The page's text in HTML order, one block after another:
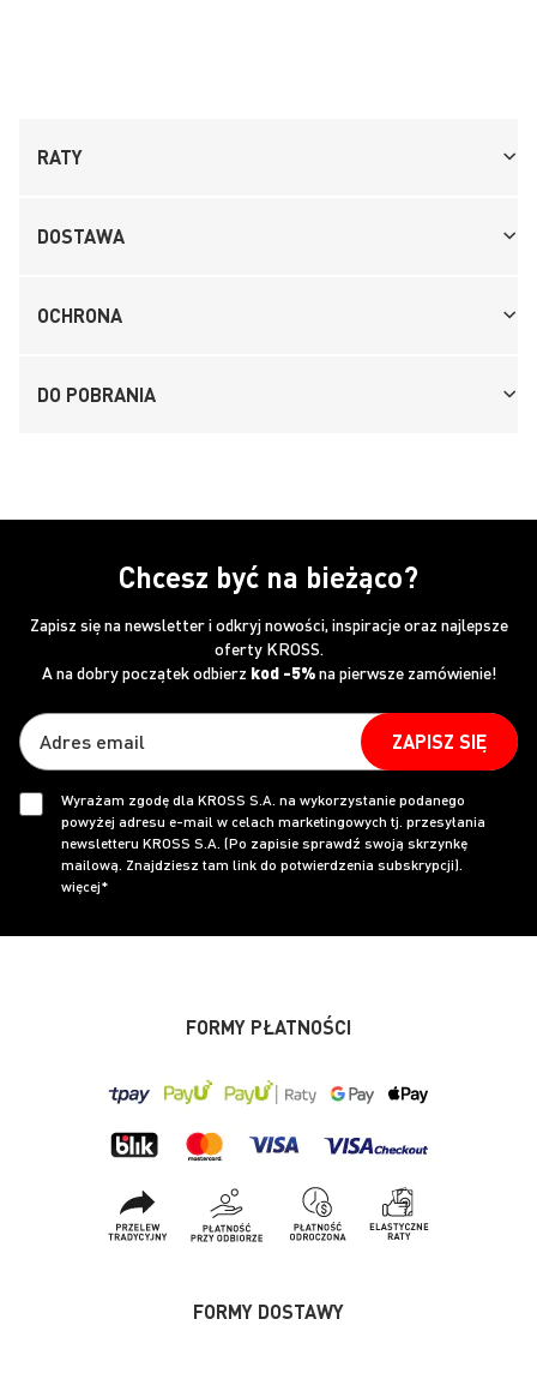
RATY
DOSTAWA
OCHRONA
DO POBRANIA
Chcesz być na bieżąco?
Zapisz się na newsletter i odkryj nowości, inspiracje oraz najlepsze
oferty KROSS.
A na dobry początek odbierz kod -5%na pierwsze zamówienie!
ZAPISZ SIĘ
Wyrażam zgodę dla KROSS S.A. na wykorzystanie podanego
powyżej adresu e-mail w celach marketingowych tj. przesyłania
newsletteru KROSS S.A. (Po zapisie sprawdź swoją skrzynkę
mailową. Znajdziesz tam link do potwierdzenia subskrypcji).
więcej*
FORMY PŁATNOŚCI
FORMY DOSTAWY